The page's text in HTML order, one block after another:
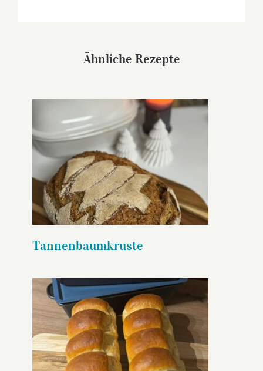
Ähnliche Rezepte
Tannenbaumkruste
Tannenbaumkruste
Toast Brilliance Antihaft-
Kastenformen Set